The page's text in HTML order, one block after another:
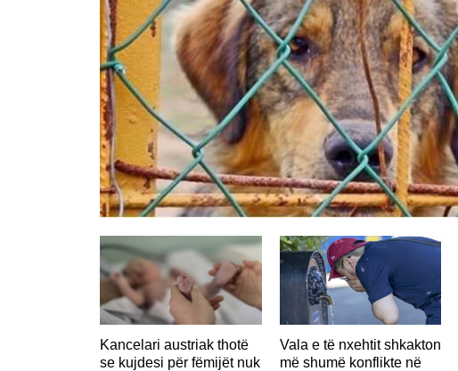
Kancelari austriak thotë
se kujdesi për fëmijët nuk
Vala e të nxehtit shkakton
më shumë konflikte në